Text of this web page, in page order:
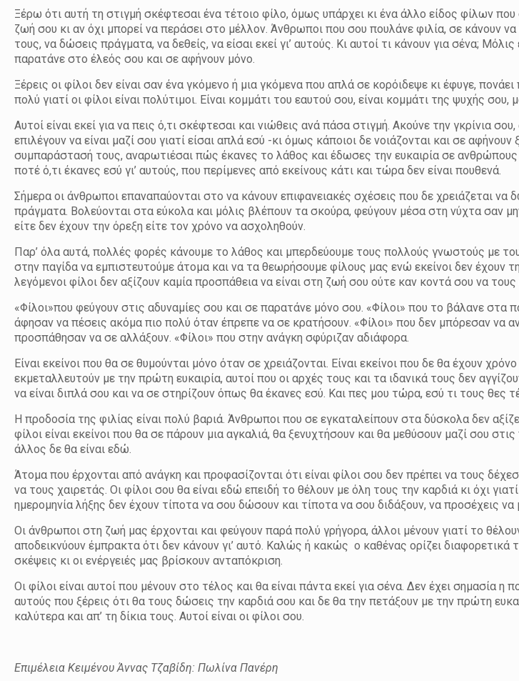
Ξέρω ότι αυτή τη στιγμή σκέφτεσαι ένα τέτοιο φίλο, όμως υπάρχει κι ένα άλλο είδος φίλων
ζωή σου κι αν όχι μπορεί να περάσει στο μέλλον. Άνθρωποι που σου πουλάνε φιλία, σε κάνουν να
τους, να δώσεις πράγματα, να δεθείς, να είσαι εκεί γι’ αυτούς. Κι αυτοί τι κάνουν για σένα;
παρατάνε στο έλεός σου και σε αφήνουν μόνο.
Ξέρεις οι φίλοι δεν είναι σαν ένα γκόμενο ή μια γκόμενα που απλά σε κορόιδεψε κι έφυγε,
πολύ γιατί οι φίλοι είναι πολύτιμοι. Είναι κομμάτι του εαυτού σου, είναι κομμάτι της ψυχής
Αυτοί είναι εκεί για να πεις ό,τι σκέφτεσαι και νιώθεις ανά πάσα στιγμή. Ακούνε την γκρίνια
επιλέγουν να είναι μαζί σου γιατί είσαι απλά εσύ -κι όμως κάποιοι δε νοιάζονται και σε
συμπαράστασή τους, αναρωτιέσαι πώς έκανες το λάθος και έδωσες την ευκαιρία σε ανθρώπους
ποτέ ό,τι έκανες εσύ γι’ αυτούς, που περίμενες από εκείνους κάτι και τώρα δεν είναι πουθενά.
Σήμερα οι άνθρωποι επαναπαύονται στο να κάνουν επιφανειακές σχέσεις που δε χρειάζεται να
πράγματα. Βολεύονται στα εύκολα και μόλις βλέπουν τα σκούρα, φεύγουν μέσα στη νύχτα σαν
είτε δεν έχουν την όρεξη είτε τον χρόνο να ασχοληθούν.
Παρ’ όλα αυτά, πολλές φορές κάνουμε το λάθος και μπερδεύουμε τους πολλούς γνωστούς με
στην παγίδα να εμπιστευτούμε άτομα και να τα θεωρήσουμε φίλους μας ενώ εκείνοι δεν έχουν
λεγόμενοι φίλοι δεν αξίζουν καμία προσπάθεια να είναι στη ζωή σου ούτε καν κοντά σου να τους
«Φίλοι»που φεύγουν στις αδυναμίες σου και σε παρατάνε μόνο σου. «Φίλοι» που το βάλανε στα
άφησαν να πέσεις ακόμα πιο πολύ όταν έπρεπε να σε κρατήσουν. «Φίλοι» που δεν μπόρεσαν να
προσπάθησαν να σε αλλάξουν. «Φίλοι» που στην ανάγκη σφύριζαν αδιάφορα.
Είναι εκείνοι που θα σε θυμούνται μόνο όταν σε χρειάζονται. Είναι εκείνοι που δε θα έχουν
εκμεταλλευτούν με την πρώτη ευκαιρία, αυτοί που οι αρχές τους και τα ιδανικά τους δεν
να είναι διπλά σου και να σε στηρίζουν όπως θα έκανες εσύ. Και πες μου τώρα, εσύ τι τους θες
Η προδοσία της φιλίας είναι πολύ βαριά. Άνθρωποι που σε εγκαταλείπουν στα δύσκολα δεν
φίλοι είναι εκείνοι που θα σε πάρουν μια αγκαλιά, θα ξενυχτήσουν και θα μεθύσουν μαζί σου
άλλος δε θα είναι εδώ.
Άτομα που έρχονται από ανάγκη και προφασίζονται ότι είναι φίλοι σου δεν πρέπει να τους
να τους χαιρετάς. Οι φίλοι σου θα είναι εδώ επειδή το θέλουν με όλη τους την καρδιά κι όχι
ημερομηνία λήξης δεν έχουν τίποτα να σου δώσουν και τίποτα να σου διδάξουν, να προσέχεις
Οι άνθρωποι στη ζωή μας έρχονται και φεύγουν παρά πολύ γρήγορα, άλλοι μένουν γιατί το θέλουν
αποδεικνύουν έμπρακτα ότι δεν κάνουν γι’ αυτό. Καλώς ή κακώς ο καθένας ορίζει διαφορετικά
σκέψεις κι οι ενέργειές μας βρίσκουν ανταπόκριση.
Οι φίλοι είναι αυτοί που μένουν στο τέλος και θα είναι πάντα εκεί για σένα. Δεν έχει σημασία
αυτούς που ξέρεις ότι θα τους δώσεις την καρδιά σου και δε θα την πετάξουν με την πρώτη
καλύτερα και απ’ τη δίκια τους. Αυτοί είναι οι φίλοι σου.
Επιμέλεια Κειμένου Άννας Τζαβίδη: Πωλίνα Πανέρη